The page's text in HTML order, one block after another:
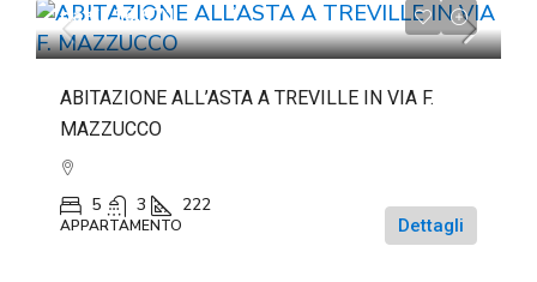
da€116.671
ABITAZIONE ALL’ASTA A TREVILLE IN VIA F.
MAZZUCCO
5 3 222
APPARTAMENTO Dettagli